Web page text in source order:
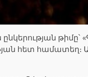
թիմը՝
հետ համատեղ։